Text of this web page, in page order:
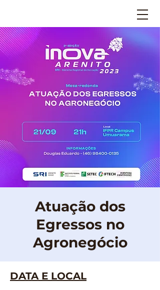
Atuação dos
Egressos no
Agronegócio
DATA E LOCAL